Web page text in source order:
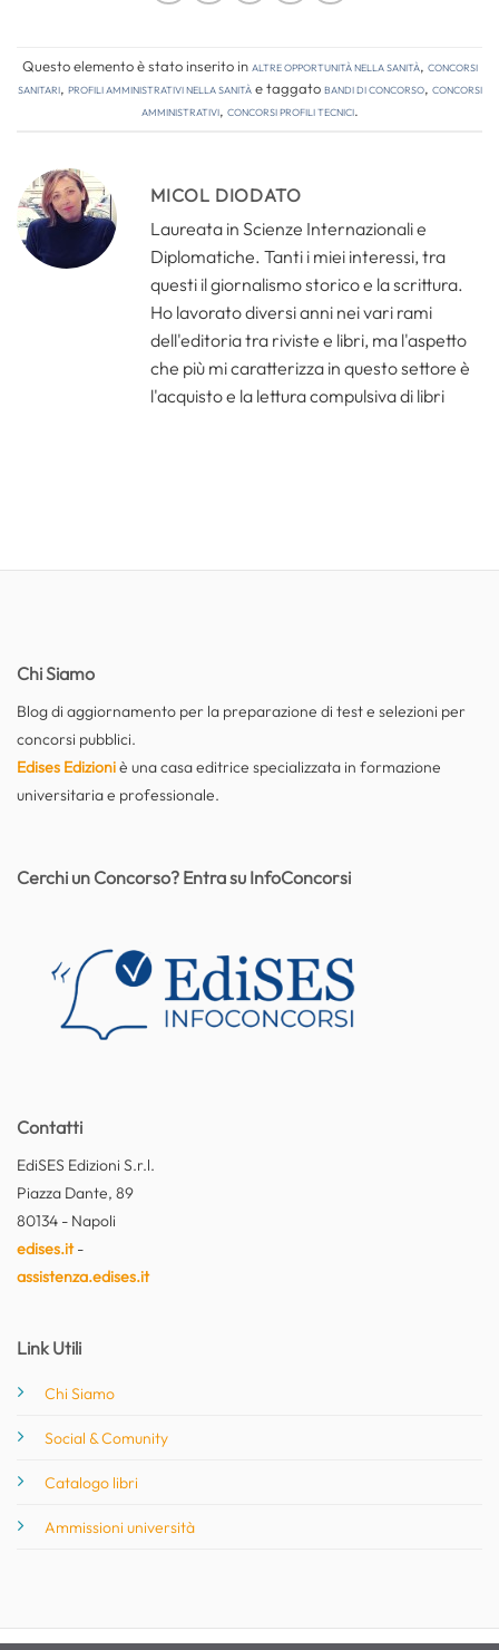
Questo elemento è stato inserito inAltre opportunità nella sanità, Concorsi
Sanitari, Profili amministrativi nella sanitàe taggatobandi di concorso, concorsi
amministrativi, concorsi profili tecnici.
MICOL DIODATO
Laureata in Scienze Internazionali e
Diplomatiche. Tanti i miei interessi, tra
questi il giornalismo storico e la scrittura.
Ho lavorato diversi anni nei vari rami
dell'editoria tra riviste e libri, ma l'aspetto
che più mi caratterizza in questo settore è
l'acquisto e la lettura compulsiva di libri
Chi Siamo
Blog di aggiornamento per la preparazione di test e selezioni per
concorsi pubblici.
Edises Edizioniè una casa editrice specializzata in formazione
universitaria e professionale.
Contatti
EdiSES Edizioni S.r.l.
Piazza Dante, 89
80134 - Napoli
edises.it-
assistenza.edises.it
Link Utili
Chi Siamo
Social & Comunity
Catalogo libri
Ammissioni università
Cerchi un Concorso? Entra su InfoConcorsi